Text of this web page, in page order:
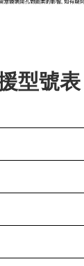
型號表